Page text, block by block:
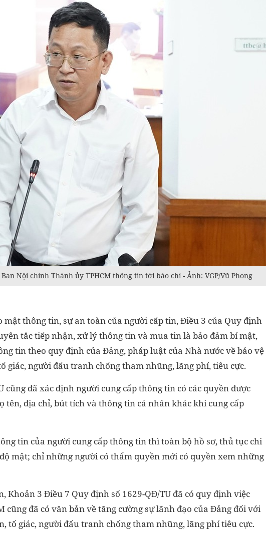
Nội chính Thành ủy TPHCM thông tin tới báo chí - Ảnh: VGP/Vũ Phong
mật thông tin, sự an toàn của người cấp tin, Điều 3 của Quy định
tắc tiếp nhận, xử lý thông tin và mua tin là bảo đảm bí mật,
tin theo quy định của Đảng, pháp luật của Nhà nước về bảo vệ
giác, người đấu tranh chống tham nhũng, lãng phí, tiêu cực.
cũng đã xác định người cung cấp thông tin có các quyền được
tên, địa chỉ, bút tích và thông tin cá nhân khác khi cung cấp
tin của người cung cấp thông tin thì toàn bộ hồ sơ, thủ tục chi
mật; chỉ những người có thẩm quyền mới có quyền xem những
Khoản 3 Điều 7 Quy định số 1629-QĐ/TU đã có quy định việc
cũng đã có văn bản về tăng cường sự lãnh đạo của Đảng đối với
tố giác, người đấu tranh chống tham nhũng, lãng phí tiêu cực.